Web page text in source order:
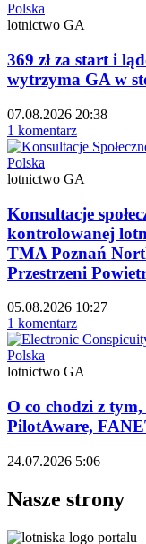
Polska
lotnictwo GA
369 zł za start i
wytrzyma GA w
07.08.2026 20:38
1 komentarz
Polska
lotnictwo GA
Konsultacje
kontrolowanej
TMA Poznań
Przestrzeni
05.08.2026 10:27
1 komentarz
Polska
lotnictwo GA
O co chodzi z
PilotAware,
24.07.2026 5:06
Nasze strony